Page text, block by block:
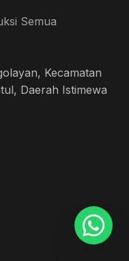
Semua
Kecamatan
Daerah Istimewa